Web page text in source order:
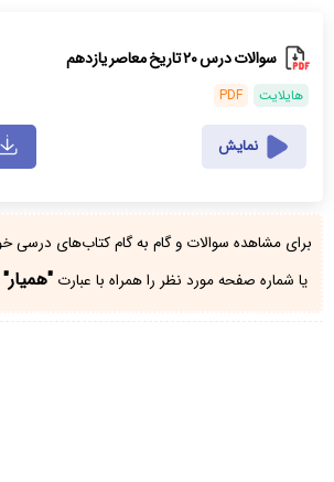
سوالات درس ۲۰ تاریخ معاصر یازدهم
هایلایت PDF
نمایش
برای مشاهده سوالات و گام به گام کتاب‌های درسی
یا شماره صفحه مورد نظر را همراه با عبارت"همیار"